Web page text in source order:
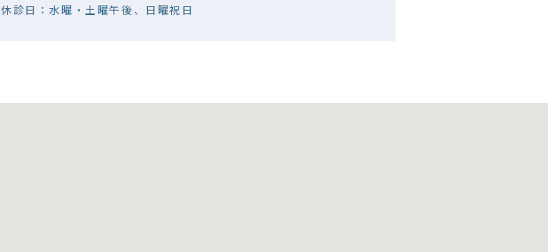
休診日：水曜・土曜午後、日曜祝日